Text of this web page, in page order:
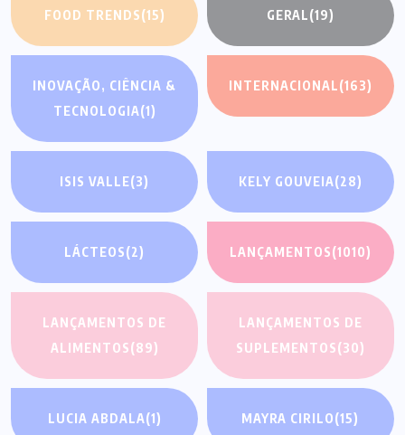
FOOD TRENDS(15) GERAL(19)
INOVAÇÃO, CIÊNCIA &
TECNOLOGIA(1)
INTERNACIONAL(163)
ISIS VALLE(3) KELY GOUVEIA(28)
LÁCTEOS(2) LANÇAMENTOS(1010)
LANÇAMENTOS DE
ALIMENTOS(89)
LANÇAMENTOS DE
SUPLEMENTOS(30)
LUCIA ABDALA(1) MAYRA CIRILO(15)